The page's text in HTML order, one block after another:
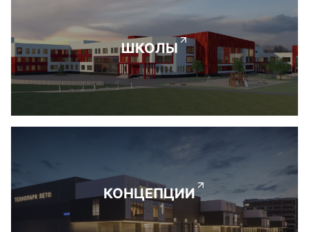
ШКОЛЫ
КОНЦЕПЦИИ